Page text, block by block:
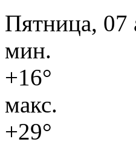
Пятница, 07
мин.
+16°
макс.
+29°